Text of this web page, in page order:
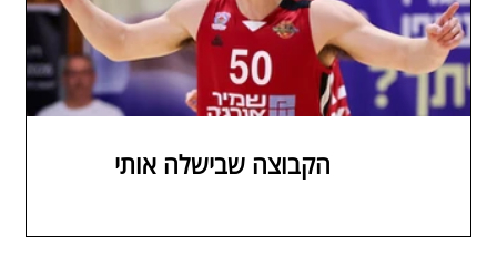
הקבוצה שבישלה אותי